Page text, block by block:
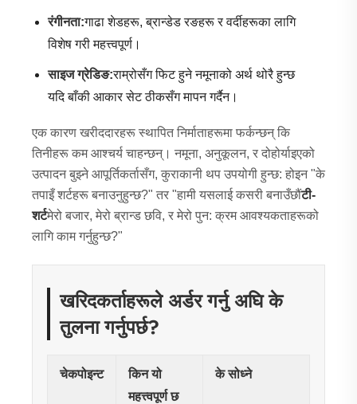
रंगीनता:गाढा शेडहरू, ब्रान्डेड रङहरू र वर्दीहरूका लागि
विशेष गरी महत्त्वपूर्ण।
साइज ग्रेडिङ:राम्रोसँग फिट हुने नमूनाको अर्थ थोरै हुन्छ
यदि बाँकी आकार सेट ठीकसँग मापन गर्दैन।
एक कारण खरीददारहरू स्थापित निर्माताहरूमा फर्कन्छन् कि
तिनीहरू कम आश्चर्य चाहन्छन्। नमूना, अनुकूलन, र दोहोर्याइएको
उत्पादन बुझ्ने आपूर्तिकर्तासँग, कुराकानी थप उपयोगी हुन्छ: होइन "के
तपाइँ शर्टहरू बनाउनुहुन्छ?" तर "हामी यसलाई कसरी बनाउँछौंटी-
शर्टमेरो बजार, मेरो ब्रान्ड छवि, र मेरो पुन: क्रम आवश्यकताहरूको
लागि काम गर्नुहुन्छ?"
खरिदकर्ताहरूले अर्डर गर्नु अघि के
तुलना गर्नुपर्छ?
चेकपोइन्ट
किन यो
महत्त्वपूर्ण छ
के सोध्ने